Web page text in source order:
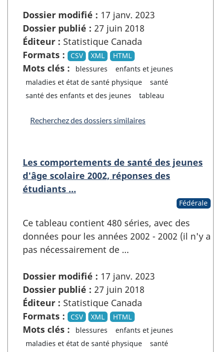
Dossier modifié : 17 janv. 2023
Dossier publié : 27 juin 2018
Éditeur : Statistique Canada
Formats :
CSV XML HTML
Mots clés : blessures
enfants et jeunes
maladies et état de santé physique
santé
santé des enfants et des jeunes
tableau
Recherchez des dossiers similaires
Les comportements de santé des jeunes
d'âge scolaire 2002, réponses des
étudiants …
Fédérale
Ce tableau contient 480 séries, avec des
données pour les années 2002 - 2002 (il n'y a
pas nécessairement de …
Dossier modifié : 17 janv. 2023
Dossier publié : 27 juin 2018
Éditeur : Statistique Canada
Formats :
CSV XML HTML
Mots clés : blessures
enfants et jeunes
maladies et état de santé physique
santé